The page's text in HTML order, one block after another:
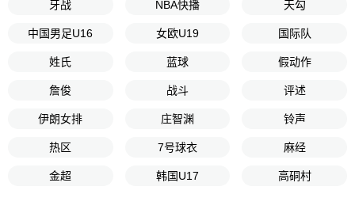
牙战 NBA快播 天勾
中国男足U16 女欧U19 国际队
姓氏 蓝球 假动作
詹俊 战斗 评述
伊朗女排 庄智渊 铃声
热区 7号球衣 麻经
金超 韩国U17 高硐村